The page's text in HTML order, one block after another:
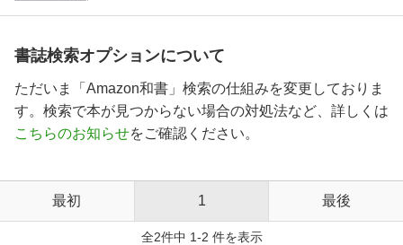
書誌検索オプションについて
ただいま「Amazon和書」検索の仕組みを変更しておりま
す。検索で本が見つからない場合の対処法など、詳しくは
こちらのお知らせをご確認ください。
最初 1 最後
全2件中 1-2 件を表示